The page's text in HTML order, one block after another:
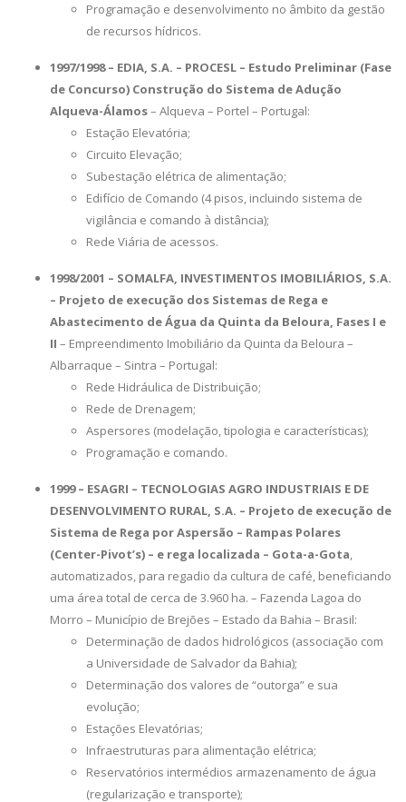
Programação e desenvolvimento no âmbito da gestão
de recursos hídricos.
1997/1998 – EDIA, S.A. – PROCESL – Estudo Preliminar (Fase
de Concurso) Construção do Sistema de Adução
Alqueva-Álamos– Alqueva – Portel – Portugal:
Estação Elevatória;
Circuito Elevação;
Subestação elétrica de alimentação;
Edifício de Comando (4 pisos, incluindo sistema de
vigilância e comando à distância);
Rede Viária de acessos.
1998/2001 – SOMALFA, INVESTIMENTOS IMOBILIÁRIOS, S.A.
– Projeto de execução dos Sistemas de Rega e
Abastecimento de Água da Quinta da Beloura, Fases I e
II – Empreendimento Imobiliário da Quinta da Beloura –
Albarraque – Sintra – Portugal:
Rede Hidráulica de Distribuição;
Rede de Drenagem;
Aspersores (modelação, tipologia e características);
Programação e comando.
1999 – ESAGRI – TECNOLOGIAS AGRO INDUSTRIAIS E DE
DESENVOLVIMENTO RURAL, S.A. – Projeto de execução de
Sistema de Rega por Aspersão – Rampas Polares
(Center-Pivot’s) – e rega localizada – Gota-a-Gota,
automatizados, para regadio da cultura de café, beneficiando
uma área total de cerca de 3.960 ha. – Fazenda Lagoa do
Morro – Município de Brejões – Estado da Bahia – Brasil:
Determinação de dados hidrológicos (associação com
a Universidade de Salvador da Bahia);
Determinação dos valores de “outorga” e sua
evolução;
Estações Elevatórias;
Infraestruturas para alimentação elétrica;
Reservatórios intermédios armazenamento de água
(regularização e transporte);